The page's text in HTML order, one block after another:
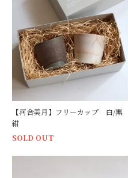
【河合美月】フリーカップ 白/黒
紺
SOLD OUT